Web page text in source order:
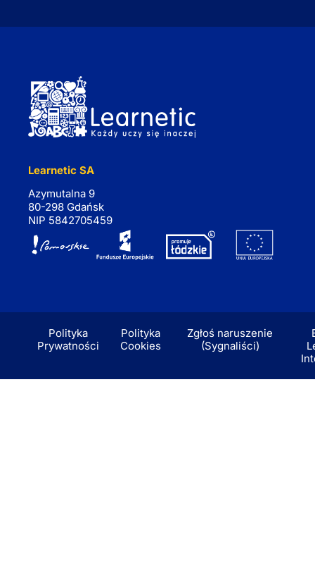
Learnetic SA
Azymutalna 9
80-298 Gdańsk
NIP 5842705459
Polityka
Prywatności
Polityka
Cookies
Zgłoś naruszenie
(Sygnaliści)